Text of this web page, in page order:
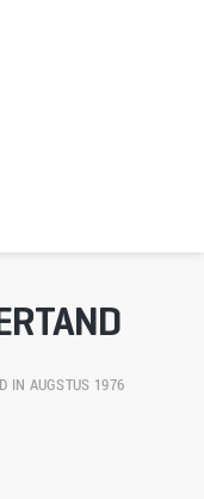
IN AUGSTUS 1976